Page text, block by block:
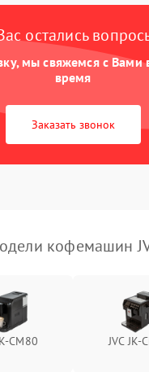
в работе 1500 ₽
остались
мы свяжемся с
время
Заказать звонок
кофемашин
CM80 JVC JK-